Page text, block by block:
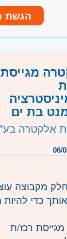
ומאתגרת
- 17:00.
/ יבנה.
עבודה
מלאה
בקעת
ים, מודיעין,
בית שמש
גת,
ונס- ציונה,
הגשת
מגייסת
בת ים
אלקטרה
06/
חלק מקבוצה
כדי
רכז/ת